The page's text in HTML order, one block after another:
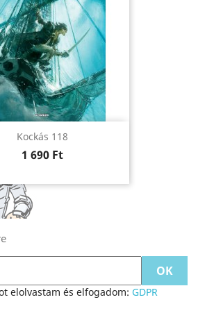
Kockás 118
Ár
1 690 Ft
elolvastam és elfogadom: GDPR